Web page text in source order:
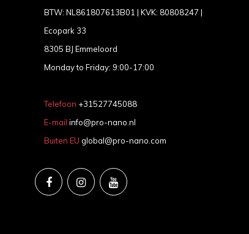
BTW: NL861807613B01 | KVK: 80808247 |
Ecopark 33
8305 BJ Emmeloord
Monday to Friday: 9:00-17:00
Telefoon +31527745088
E-mail info@pro-nano.nl
Buiten EU global@pro-nano.com